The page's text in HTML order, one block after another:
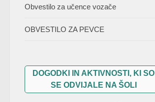
Obvestilo za učence vozače
OBVESTILO ZA PEVCE
DOGODKI IN AKTIVNOSTI, KI SO
SE ODVIJALE NA ŠOLI